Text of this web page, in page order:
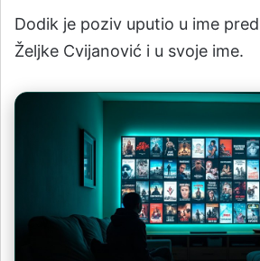
Dodik je poziv uputio u ime
Željke Cvijanović i u svoje ime.